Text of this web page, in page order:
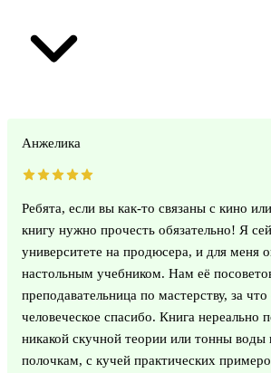
Анжелика
Ребята, если вы как-то связаны с кино
книгу нужно прочесть обязательно! Я
университете на продюсера, и для меня
настольным учебником. Нам её
преподавательница по мастерству, за
человеческое спасибо. Книга нереально
никакой скучной теории или тонны воды
полочкам, с кучей практических